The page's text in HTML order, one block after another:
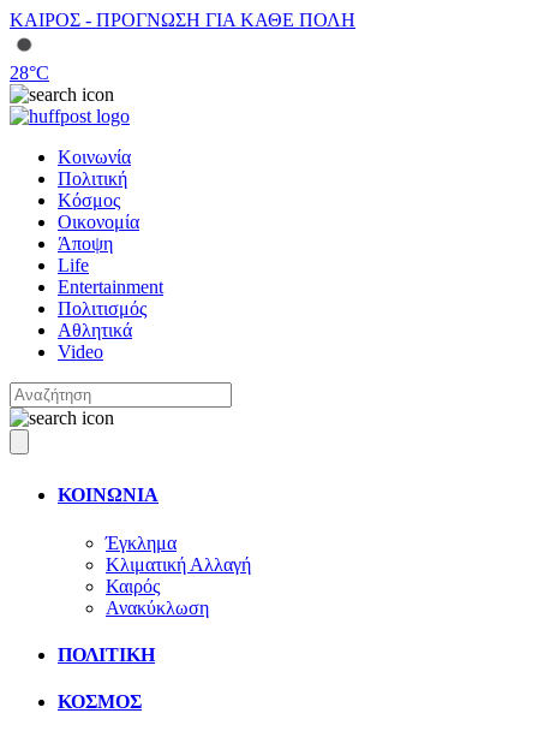
ΚΑΙΡΟΣ - ΠΡΟΓΝΩΣΗ ΓΙΑ ΚΑΘΕ ΠΟΛΗ
28°C
Κοινωνία
Πολιτική
Κόσμος
Οικονομία
Άποψη
Life
Entertainment
Πολιτισμός
Αθλητικά
Video
ΚΟΙΝΩΝΙΑ
Έγκλημα
Κλιματική Αλλαγή
Καιρός
Ανακύκλωση
ΠΟΛΙΤΙΚΗ
ΚΟΣΜΟΣ